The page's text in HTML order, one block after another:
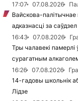
17:07
07.08.2026
Вайскова-палітычнае
адказнасці за
16:43
07.08.2026
Тры чалавекі
сурагатным
16:26
07.08.2026
14-гадовы школьнік
Лідзе